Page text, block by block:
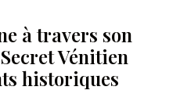
à travers son
Vénitien
historiques